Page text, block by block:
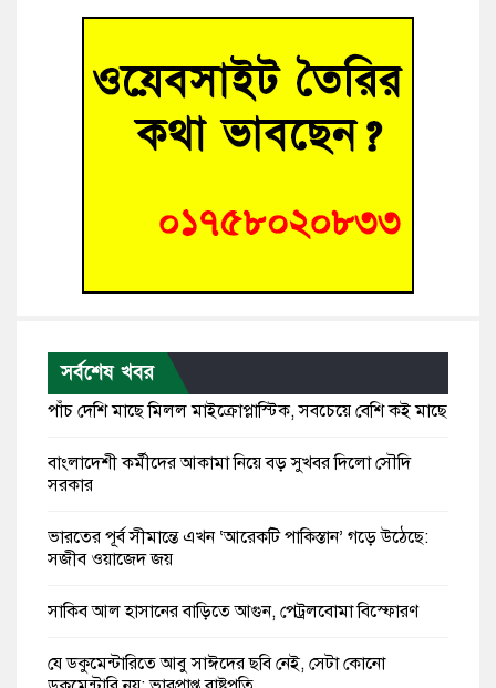
সর্বশেষ খবর
পাঁচ দেশি মাছে মিলল মাইক্রোপ্লাস্টিক, সবচেয়ে বেশি কই মাছে
বাংলাদেশী কর্মীদের আকামা নিয়ে বড় সুখবর দিলো সৌদি
সরকার
ভারতের পূর্ব সীমান্তে এখন ‘আরেকটি পাকিস্তান’ গড়ে উঠেছে:
সজীব ওয়াজেদ জয়
সাকিব আল হাসানের বাড়িতে আগুন, পেট্রলবোমা বিস্ফোরণ
যে ডকুমেন্টারিতে আবু সাঈদের ছবি নেই, সেটা কোনো